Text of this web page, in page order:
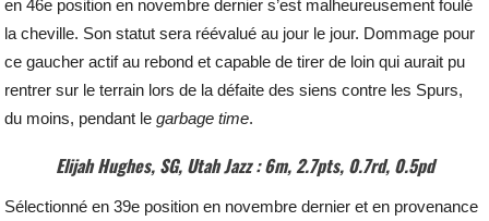
en 46e position en novembre dernier s’est malheureusement foulé
la cheville. Son statut sera réévalué au jour le jour. Dommage pour
ce gaucher actif au rebond et capable de tirer de loin qui aurait pu
rentrer sur le terrain lors de la défaite des siens contre les Spurs,
du moins, pendant legarbage time.
Elijah Hughes, SG, Utah Jazz : 6m, 2.7pts, 0.7rd, 0.5pd
Sélectionné en 39e position en novembre dernier et en provenance